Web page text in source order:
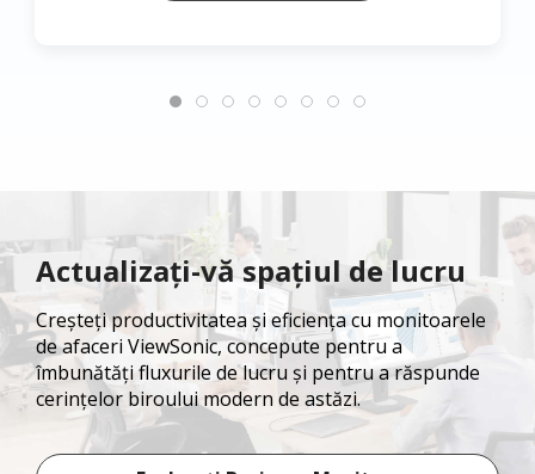
Actualizați-vă spațiul de lucru
Creșteți productivitatea și eficiența cu monitoarele
de afaceri ViewSonic, concepute pentru a
îmbunătăți fluxurile de lucru și pentru a răspunde
cerințelor biroului modern de astăzi.